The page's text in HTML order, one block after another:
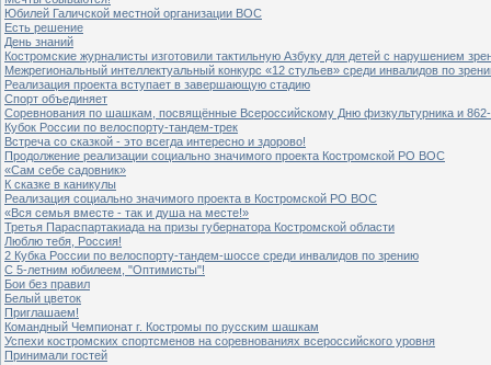
Юбилей Галичской местной организации ВОС
Есть решение
День знаний
Костромские журналисты изготовили тактильную Азбуку для детей с нарушением
Межрегиональный интеллектуальный конкурс «12 стульев» среди инвалидов по
Реализация проекта вступает в завершающую стадию
Спорт объединяет
Соревнования по шашкам, посвящённые Всероссийскому Дню физкультурника и
Кубок России по велоспорту-тандем-трек
Встреча со сказкой - это всегда интересно и здорово!
Продолжение реализации социально значимого проекта Костромской РО ВОС
«Сам себе садовник»
К сказке в каникулы
Реализация социально значимого проекта в Костромской РО ВОС
«Вся семья вместе - так и душа на месте!»
Третья Параспартакиада на призы губернатора Костромской области
Люблю тебя, Россия!
2 Кубка России по велоспорту-тандем-шоссе среди инвалидов по зрению
С 5-летним юбилеем, "Оптимисты"!
Бои без правил
Белый цветок
Приглашаем!
Командный Чемпионат г. Костромы по русским шашкам
Успехи костромских спортсменов на соревнованиях всероссийского уровня
Принимали гостей